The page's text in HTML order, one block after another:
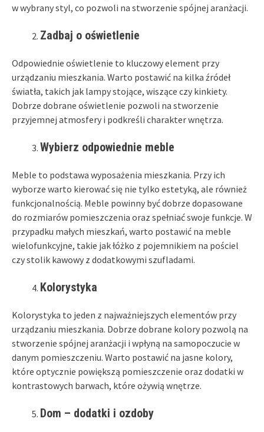
w wybrany styl, co pozwoli na stworzenie spójnej aranżacji.
Zadbaj o oświetlenie
Odpowiednie oświetlenie to kluczowy element przy
urządzaniu mieszkania. Warto postawić na kilka źródeł
światła, takich jak lampy stojące, wiszące czy kinkiety.
Dobrze dobrane oświetlenie pozwoli na stworzenie
przyjemnej atmosfery i podkreśli charakter wnętrza.
Wybierz odpowiednie meble
Meble to podstawa wyposażenia mieszkania. Przy ich
wyborze warto kierować się nie tylko estetyką, ale również
funkcjonalnością. Meble powinny być dobrze dopasowane
do rozmiarów pomieszczenia oraz spełniać swoje funkcje. W
przypadku małych mieszkań, warto postawić na meble
wielofunkcyjne, takie jak łóżko z pojemnikiem na pościel
czy stolik kawowy z dodatkowymi szufladami.
Kolorystyka
Kolorystyka to jeden z najważniejszych elementów przy
urządzaniu mieszkania. Dobrze dobrane kolory pozwolą na
stworzenie spójnej aranżacji i wpłyną na samopoczucie w
danym pomieszczeniu. Warto postawić na jasne kolory,
które optycznie powiększą pomieszczenie oraz dodatki w
kontrastowych barwach, które ożywią wnętrze.
Dom – dodatki i ozdoby